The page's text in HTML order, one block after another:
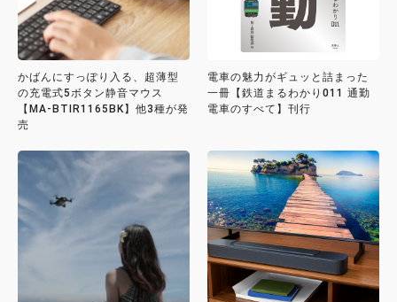
かばんにすっぽり入る、超薄型
の充電式5ボタン静音マウス
【MA-BTIR1165BK】他3種が発
売
電車の魅力がギュッと詰まった
一冊【鉄道まるわかり011 通勤
電車のすべて】刊行